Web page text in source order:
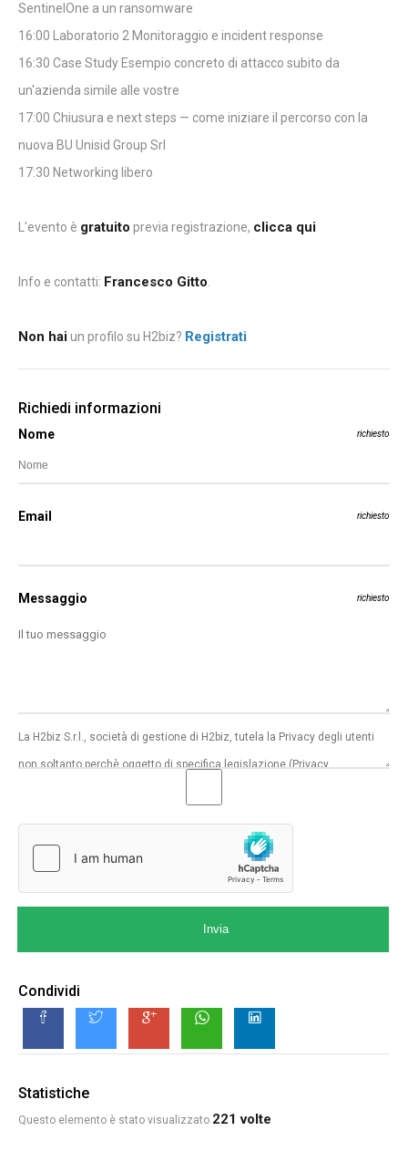
SentinelOne a un ransomware
16:00 Laboratorio 2 Monitoraggio e incident response
16:30 Case Study Esempio concreto di attacco subito da
un'azienda simile alle vostre
17:00 Chiusura e next steps — come iniziare il percorso con la
nuova BU Unisid Group Srl
17:30 Networking libero
L'evento è gratuito previa registrazione, clicca qui
Info e contatti: Francesco Gitto
Non haiun profilo su H2biz? Registrati
Richiedi informazioni
Nome richiesto
Email richiesto
Messaggio richiesto
Invia
Condividi
Statistiche
Questo elemento è stato visualizzato 221 volte